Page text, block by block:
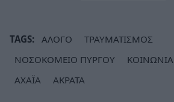
TAGS: ΑΛΟΓΟ
ΤΡΑΥΜΑΤΙΣΜΟΣ
ΝΟΣΟΚΟΜΕΙΟ ΠΥΡΓΟΥ
ΚΟΙΝΩΝΙΑ
ΑΧΑΪΑ
ΑΚΡΑΤΑ